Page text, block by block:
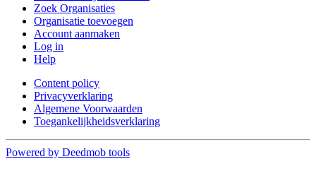
Zoek Organisaties
Organisatie toevoegen
Account aanmaken
Log in
Help
Content policy
Privacyverklaring
Algemene Voorwaarden
Toegankelijkheidsverklaring
Powered by Deedmob tools